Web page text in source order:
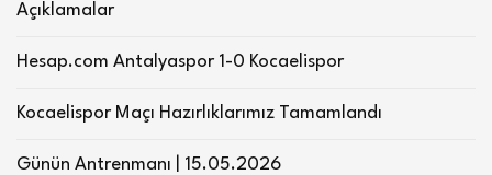
Açıklamalar
Hesap.com Antalyaspor 1-0 Kocaelispor
Kocaelispor Maçı Hazırlıklarımız Tamamlandı
Günün Antrenmanı | 15.05.2026